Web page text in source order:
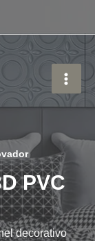
PVC
decorativo